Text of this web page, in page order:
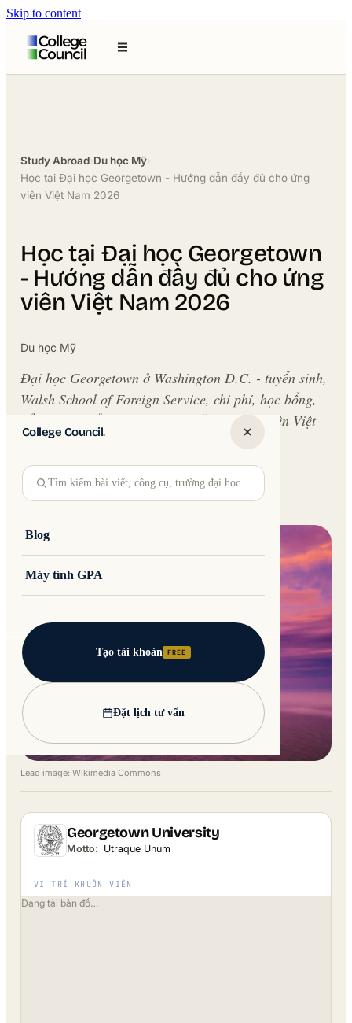
Skip to content
College Council.
Tìm kiếm bài viết, công cụ, trường đại học…
Blog
Máy tính GPA
Tạo tài khoản FREE
Đặt lịch tư vấn
Study Abroad›Du học Mỹ›
Học tại Đại học Georgetown - Hướng dẫn đầy đủ cho ứng
viên Việt Nam 2026
Học tại Đại học Georgetown
- Hướng dẫn đầy đủ cho ứng
viên Việt Nam 2026
Du học Mỹ
Đại học Georgetown ở Washington D.C. - tuyển sinh,
Walsh School of Foreign Service, chi phí, học bổng,
cổng ứng tuyển riêng. Hướng dẫn cho ứng viên Việt
Nam.
Written byJakub Andre College Council
Updated 30 May 2026 · 16 min read
Lead image: Wikimedia Commons
Georgetown University
Motto: Utraque Unum
VỊ TRÍ KHUÔN VIÊN
Đang tải bản đồ…